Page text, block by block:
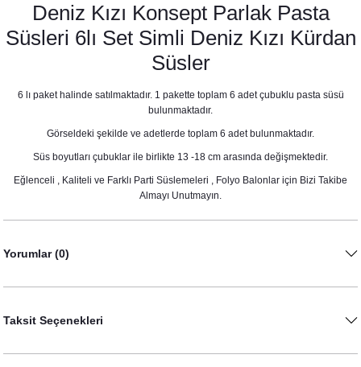
Deniz Kızı Konsept Parlak Pasta
Süsleri 6lı Set Simli Deniz Kızı Kürdan
Süsler
6 lı paket halinde satılmaktadır. 1 pakette toplam 6 adet çubuklu pasta süsü
bulunmaktadır.
Görseldeki şekilde ve adetlerde toplam 6 adet bulunmaktadır.
Süs boyutları çubuklar ile birlikte 13 -18 cm arasında değişmektedir.
Eğlenceli , Kaliteli ve Farklı Parti Süslemeleri , Folyo Balonlar için Bizi Takibe
Almayı Unutmayın.
Yorumlar (0)
Taksit Seçenekleri